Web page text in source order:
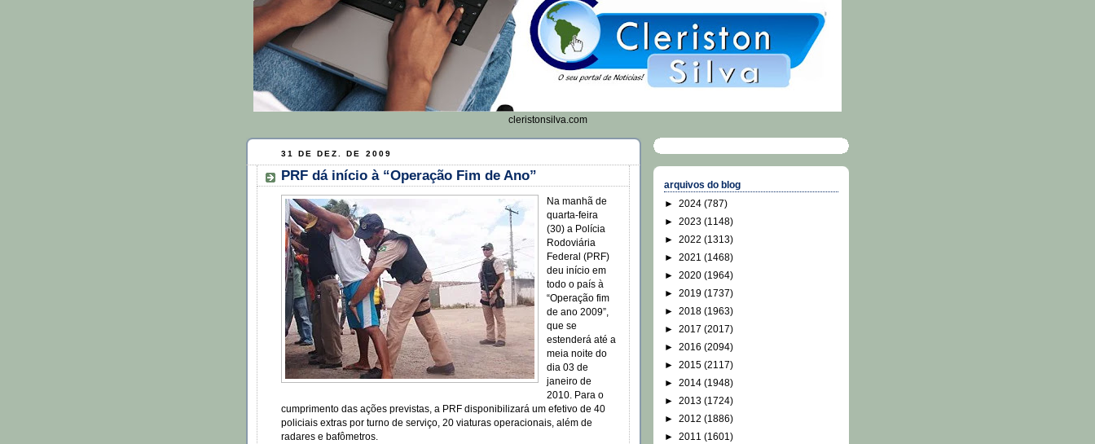
cleristonsilva.com
31 DE DEZ. DE 2009
PRF dá início à “Operação Fim de Ano”
Na manhã de
quarta-feira
(30) a Polícia
Rodoviária
Federal (PRF)
deu início em
todo o país à
“Operação fim
de ano 2009”,
que se
estenderá até a
meia noite do
dia 03 de
janeiro de
2010. Para o
cumprimento das ações previstas, a PRF disponibilizará um efetivo de 40
policiais extras por turno de serviço, 20 viaturas operacionais, além de
radares e bafômetros.
arquivos do blog
► 2024 (787)
► 2023 (1148)
► 2022 (1313)
► 2021 (1468)
► 2020 (1964)
► 2019 (1737)
► 2018 (1963)
► 2017 (2017)
► 2016 (2094)
► 2015 (2117)
► 2014 (1948)
► 2013 (1724)
► 2012 (1886)
► 2011 (1601)